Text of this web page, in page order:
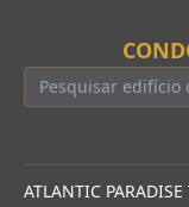
ATLANTIC PARADISE